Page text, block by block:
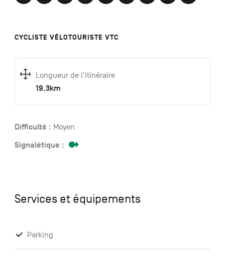
CYCLISTE VÉLOTOURISTE VTC
Longueur de l'itinéraire
19.3km
Difficulté : Moyen
Signalétique :
Services et équipements
Parking